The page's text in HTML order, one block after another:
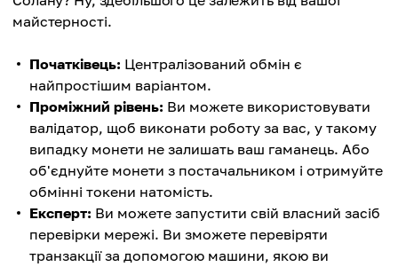
майстерності.
Початківець: Централізований обмін є
найпростішим варіантом.
Проміжний рівень: Ви можете використовувати
валідатор, щоб виконати роботу за вас, у такому
випадку монети не залишать ваш гаманець. Або
об'єднуйте монети з постачальником і отримуйте
обмінні токени натомість.
Експерт: Ви можете запустити свій власний засіб
перевірки мережі. Ви зможете перевіряти
транзакції за допомогою машини, якою ви